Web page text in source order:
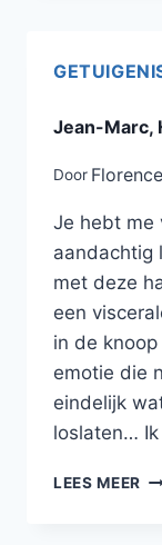
Jean-Marc,
Door Florence
Je hebt me
aandachtig
met deze
een
in de
emotie die
eindelijk
loslaten…
LEES MEER